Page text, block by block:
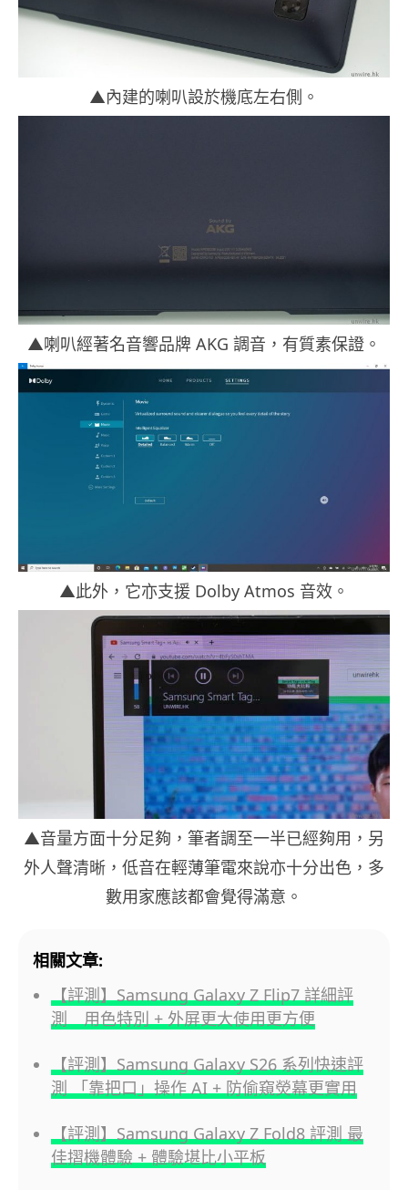
▲內建的喇叭設於機底左右側。
▲喇叭經著名音響品牌 AKG 調音，有質素保證。
▲此外，它亦支援 Dolby Atmos 音效。
▲音量方面十分足夠，筆者調至一半已經夠用，另
外人聲清晰，低音在輕薄筆電來說亦十分出色，多
數用家應該都會覺得滿意。
相關文章:
【評測】Samsung Galaxy Z Flip7 詳細評
測 用色特別 + 外屏更大使用更方便
【評測】Samsung Galaxy S26 系列快速評
測 「靠把口」操作 AI + 防偷窺熒幕更實用
【評測】Samsung Galaxy Z Fold8 評測 最
佳摺機體驗 + 體驗堪比小平板